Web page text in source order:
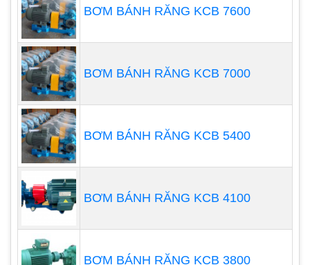
Nguyên lý hoạt động của máy bơm từ hóa chất
cực kỳ đơn giản bao gồm quy trình bơm mồi, quy
BƠM BÁNH RĂNG KCB 7600
BƠM BÁNH RĂNG KCB 7000
BƠM BÁNH RĂNG KCB 5400
BƠM BÁNH RĂNG KCB 4100
BƠM BÁNH RĂNG KCB 3800